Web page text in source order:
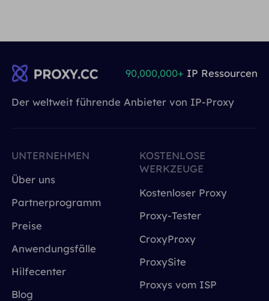
Der weltweit führende Anbieter von IP-Proxy
90,000,000+ IP Ressourcen
UNTERNEHMEN
Über uns
Partnerprogramm
Preise
Anwendungsfälle
Hilfecenter
Blog
KOSTENLOSE
WERKZEUGE
Kostenloser Proxy
Proxy-Tester
CroxyProxy
ProxySite
Proxys vom ISP